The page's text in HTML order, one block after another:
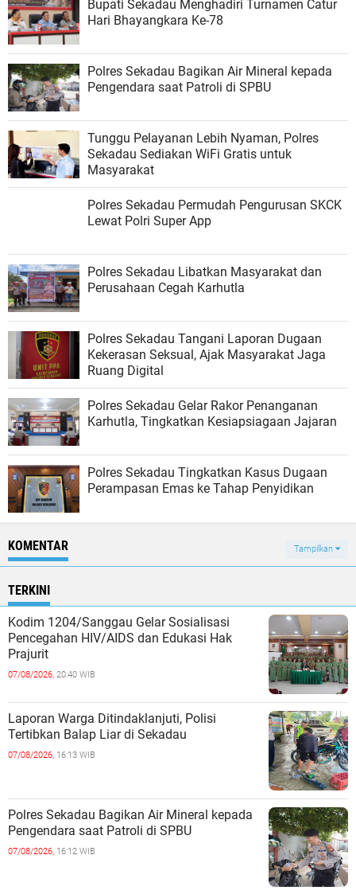
Bupati Sekadau Menghadiri Turnamen Catur
Hari Bhayangkara Ke-78
Polres Sekadau Bagikan Air Mineral kepada
Pengendara saat Patroli di SPBU
Tunggu Pelayanan Lebih Nyaman, Polres
Sekadau Sediakan WiFi Gratis untuk
Masyarakat
Polres Sekadau Permudah Pengurusan SKCK
Lewat Polri Super App
Polres Sekadau Libatkan Masyarakat dan
Perusahaan Cegah Karhutla
Polres Sekadau Tangani Laporan Dugaan
Kekerasan Seksual, Ajak Masyarakat Jaga
Ruang Digital
Polres Sekadau Gelar Rakor Penanganan
Karhutla, Tingkatkan Kesiapsiagaan Jajaran
Polres Sekadau Tingkatkan Kasus Dugaan
Perampasan Emas ke Tahap Penyidikan
KOMENTAR Tampilkan
TERKINI
Kodim 1204/Sanggau Gelar Sosialisasi
Pencegahan HIV/AIDS dan Edukasi Hak
Prajurit
07/08/2026, 20:40 WIB
Laporan Warga Ditindaklanjuti, Polisi
Tertibkan Balap Liar di Sekadau
07/08/2026, 16:13 WIB
Polres Sekadau Bagikan Air Mineral kepada
Pengendara saat Patroli di SPBU
07/08/2026, 16:12 WIB